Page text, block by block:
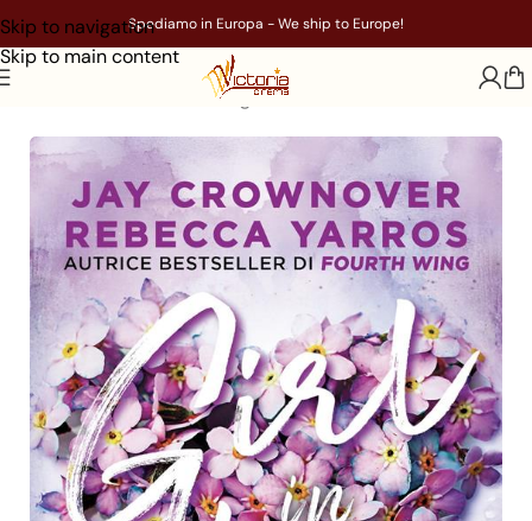
Skip to navigation
Skip to main content
Spediamo in Europa - We ship to Europe!
Young Adult